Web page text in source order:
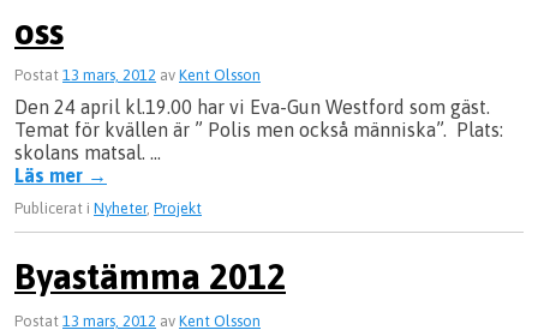
oss
Postat 13 mars, 2012 av Kent Olsson
Den 24 april kl.19.00 har vi Eva-Gun Westford som gäst.
Temat för kvällen är ” Polis men också människa”. Plats:
skolans matsal. …
Läs mer →
Publicerat i Nyheter, Projekt
Byastämma 2012
Postat 13 mars, 2012 av Kent Olsson